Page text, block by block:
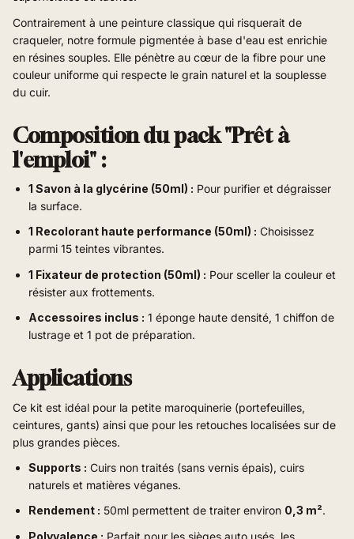
Contrairement à une peinture classique qui risquerait de
craqueler, notre formule pigmentée à base d'eau est enrichie
en résines souples. Elle pénètre au cœur de la fibre pour une
couleur uniforme qui respecte le grain naturel et la souplesse
du cuir.
Composition du pack "Prêt à
l'emploi" :
1 Savon à la glycérine (50ml) : Pour purifier et dégraisser
la surface.
1 Recolorant haute performance (50ml) : Choisissez
parmi 15 teintes vibrantes.
1 Fixateur de protection (50ml) : Pour sceller la couleur et
résister aux frottements.
Accessoires inclus : 1 éponge haute densité, 1 chiffon de
lustrage et 1 pot de préparation.
Applications
Ce kit est idéal pour la petite maroquinerie (portefeuilles,
ceintures, gants) ainsi que pour les retouches localisées sur de
plus grandes pièces.
Supports : Cuirs non traités (sans vernis épais), cuirs
naturels et matières véganes.
Rendement : 50ml permettent de traiter environ 0,3 m².
Polyvalence : Parfait pour les sièges auto usés, les